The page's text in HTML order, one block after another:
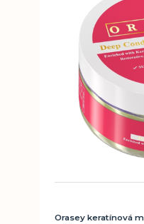
Orasey keratínová